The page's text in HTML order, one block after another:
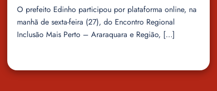
O prefeito Edinho participou por plataforma online, na
manhã de sexta-feira (27), do Encontro Regional
Inclusão Mais Perto – Araraquara e Região, […]